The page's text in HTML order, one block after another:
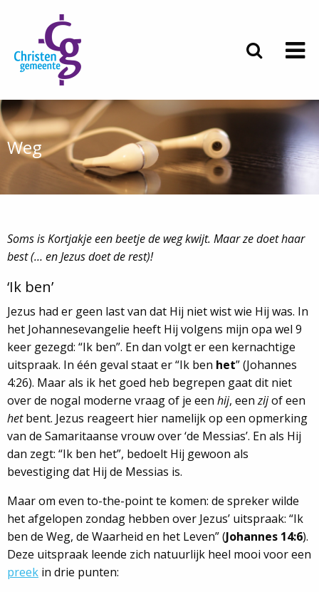
Weg
Soms is Kortjakje een beetje de weg kwijt. Maar ze doet haar
best (… en Jezus doet de rest)!
‘Ik ben’
Jezus had er geen last van dat Hij niet wist wie Hij was. In
het Johannesevangelie heeft Hij volgens mijn opa wel 9
keer gezegd: “Ik ben”. En dan volgt er een kernachtige
uitspraak. In één geval staat er “Ik ben het” (Johannes
4:26). Maar als ik het goed heb begrepen gaat dit niet
over de nogal moderne vraag of je een hij, eenzijof een
hetbent. Jezus reageert hier namelijk op een opmerking
van de Samaritaanse vrouw over ‘de Messias’. En als Hij
dan zegt: “Ik ben het”, bedoelt Hij gewoon als
bevestiging dat Hij de Messias is.
Maar om even to-the-point te komen: de spreker wilde
het afgelopen zondag hebben over Jezus’ uitspraak: “Ik
ben de Weg, de Waarheid en het Leven” (Johannes 14:6).
Deze uitspraak leende zich natuurlijk heel mooi voor een
preek in drie punten: